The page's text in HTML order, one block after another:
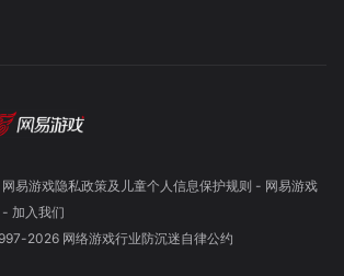
网易游戏隐私政策及儿童个人信息保护规则 - 网易游戏
加入我们
2026 网络游戏行业防沉迷自律公约